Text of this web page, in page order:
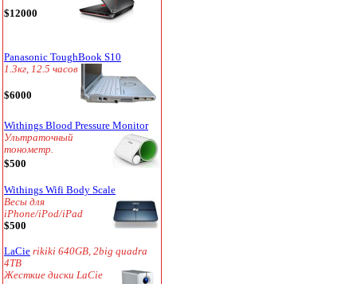
$12000
Panasonic ToughBook S10
1.3кг, 12.5 часов
$6000
Withings Blood Pressure Monitor
Ультраточный
тонометр.
$500
Withings Wifi Body Scale
Весы для
iPhone/iPod/iPad
$500
LaCie rikiki 640GB, 2big quadra
4TB
Жесткие диски LaCie